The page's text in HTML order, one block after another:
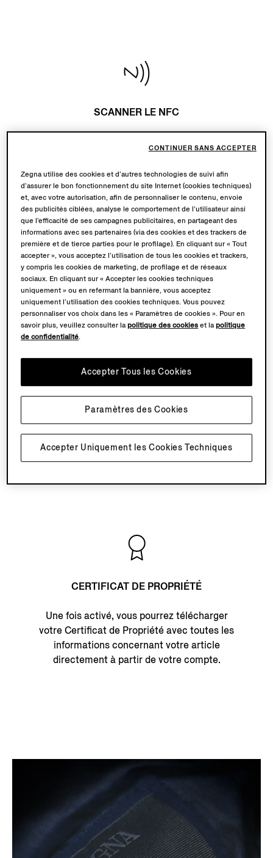
SCANNER LE NFC
NFC situé sur l’article pour activer la lecture
NFC. Vous accéderez alors à la page du
produit, où vous trouverez toutes les
informations relatives à votre article.
ACTIVER VOTRE PASSEPORT
avez déjà un compte ZEGNA sur zegna.com,
vous pouvez vous connecter avec les
mêmes identifiants. Sinon, procédez à votre
enregistrement en remplissant les champs
obligatoires et en choisissant un mot de
passe.
CERTIFICAT DE PROPRIÉTÉ
Une fois activé, vous pourrez télécharger
votre Certificat de Propriété avec toutes les
informations concernant votre article
directement à partir de votre compte.
Zegna utilise des cookies et d’autres technologies de suivi afin
d’assurer le bon fonctionnement du site Internet (cookies techniques)
et, avec votre autorisation, afin de personnaliser le contenu, envoie
des publicités ciblées, analyse le comportement de l’utilisateur ainsi
que l’efficacité de ses campagnes publicitaires, en partageant des
informations avec ses partenaires (via des cookies et des trackers de
première et de tierce parties pour le profilage). En cliquant sur « Tout
accepter », vous acceptez l’utilisation de tous les cookies et trackers,
y compris les cookies de marketing, de profilage et de réseaux
sociaux. En cliquant sur « Accepter les cookies techniques
uniquement » ou en refermant la bannière, vous acceptez
uniquement l’utilisation des cookies techniques. Vous pouvez
personnaliser vos choix dans les « Paramètres de cookies ». Pour en
savoir plus, veuillez consulter lapolitique des cookies et lapolitique
de confidentialité.
Accepter Uniquement les Cookies Techniques
Accepter Tous les Cookies
Paramètres des Cookies
CONTINUER SANS ACCEPTER